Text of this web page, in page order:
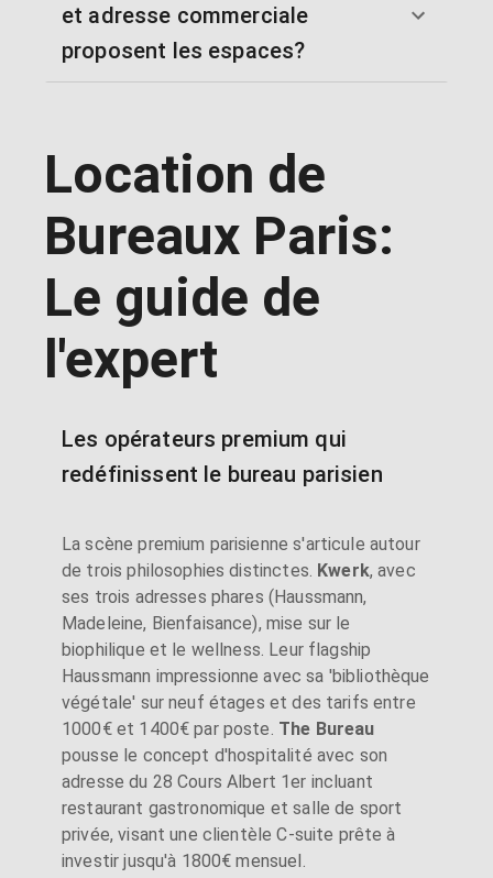
et adresse commerciale
proposent les espaces?
Location de
Bureaux Paris:
Le guide de
l'expert
Les opérateurs premium qui
redéfinissent le bureau parisien
La scène premium parisienne s'articule autour
de trois philosophies distinctes. Kwerk, avec
ses trois adresses phares (Haussmann,
Madeleine, Bienfaisance), mise sur le
biophilique et le wellness. Leur flagship
Haussmann impressionne avec sa 'bibliothèque
végétale' sur neuf étages et des tarifs entre
1000€ et 1400€ par poste. The Bureau
pousse le concept d'hospitalité avec son
adresse du 28 Cours Albert 1er incluant
restaurant gastronomique et salle de sport
privée, visant une clientèle C-suite prête à
investir jusqu'à 1800€ mensuel.